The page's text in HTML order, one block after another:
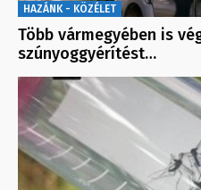
HAZÁNK - KÖZÉLET
Több vármegyében is
szúnyoggyérítést…